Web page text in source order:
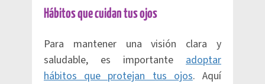
Hábitos que cuidan tus ojos
Para mantener una visión clara y
saludable, es importante adoptar
hábitos que protejan tus ojos. Aquí